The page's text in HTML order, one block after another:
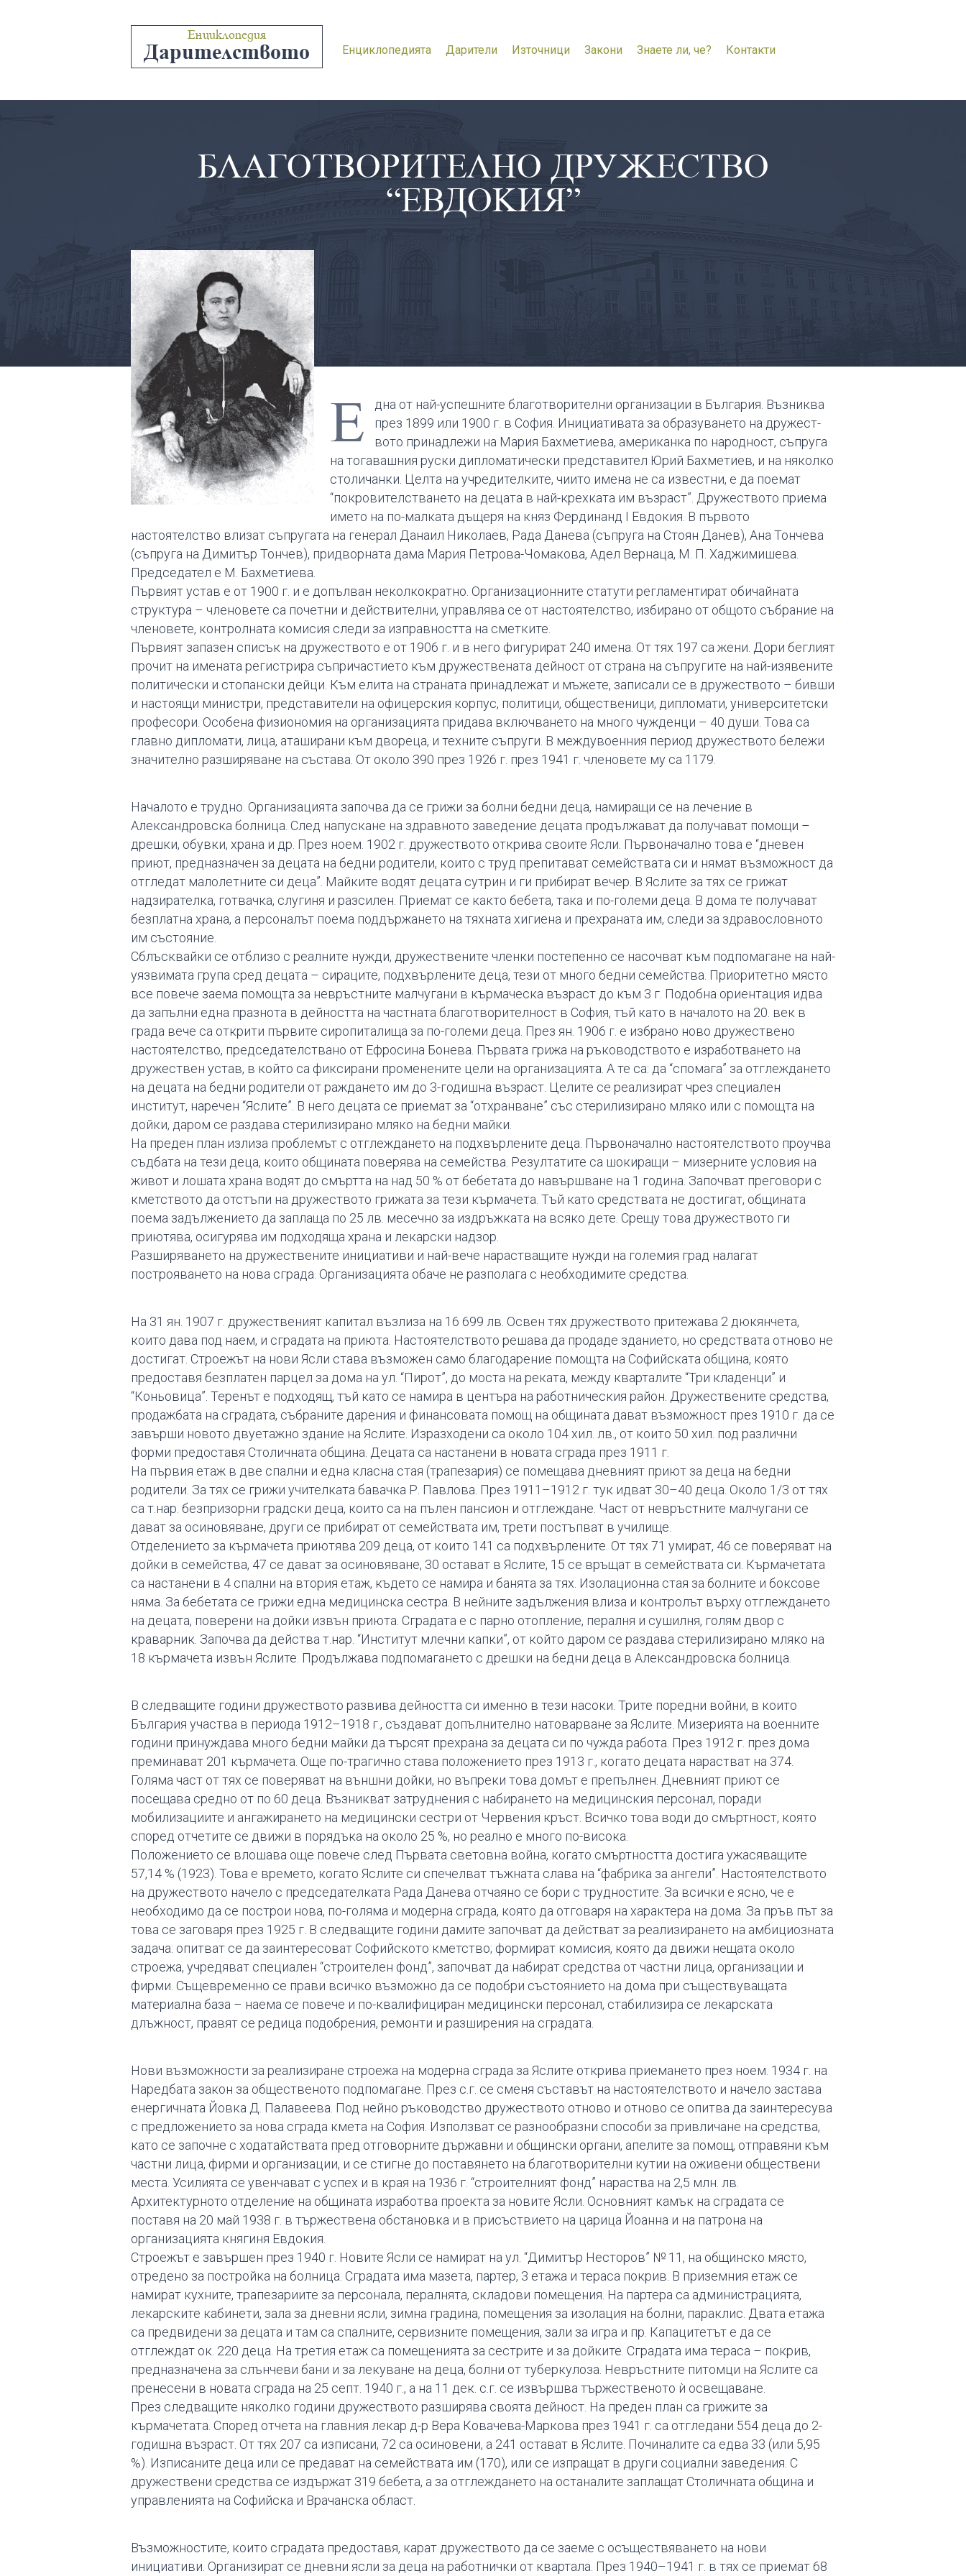
Енциклопедия
Дарителството Енциклопедията Дарители Източници Закони Знаете ли, че? Контакти
БЛАГОТВОРИТЕЛНО ДРУЖЕСТВО
“ЕВДОКИЯ”
Е
дна от най-успешните благотворителни организации в България. Възниква
през 1899 или 1900 г. в София. Инициативата за образуването на дружест­
вото принадлежи на Мария Бахметиева, американка по народност, съпруга
на тогавашния руски дипломатически представител Юрий Бахметиев, и на няколко
столичанки. Целта на учредителките, чиито имена не са известни, е да поемат
“покровителстването на децата в най-крехката им възраст”. Дружеството приема
името на по-малката дъщеря на княз Фердинанд І Евдокия. В първото
настоятелство влизат съпругата на генерал Данаил Николаев, Рада Данева (съпруга на Стоян Данев), Ана Тончева
(съпруга на Димитър Тончев), придворната дама Мария Петрова-Чомакова, Адел Вернаца, М. П. Хаджимишева.
Председател е М. Бахметиева.
Първият устав е от 1900 г. и е допълван неколкократно. Организационните статути регламентират обичайната
структура – членовете са почетни и действителни, управлява се от настоятелство, избирано от общото събрание на
членовете, контролната комисия следи за изправността на сметките.
Първият запазен списък на дружеството е от 1906 г. и в него фигурират 240 имена. От тях 197 са жени. Дори беглият
прочит на имената регистрира съпричастието към дружествената дейност от страна на съпругите на най-изявените
политически и стопански дейци. Към елита на страната принадлежат и мъжете, записали се в дружеството – бивши
и настоящи министри, представители на офицерския корпус, политици, общественици, дипломати, университетски
професори. Особена физиономия на организацията придава включването на много чужденци – 40 души. Това са
главно дипломати, лица, аташирани към двореца, и техните съпруги. В междувоенния период дружеството бележи
значително разширяване на състава. От около 390 през 1926 г. през 1941 г. членовете му са 1179.
Началото е трудно. Организацията започва да се грижи за болни бедни деца, намиращи се на лечение в
Александровска болница. След напускане на здравното заведение децата продължават да получават помощи –
дрешки, обувки, храна и др. През ноем. 1902 г. дружеството открива своите Ясли. Първоначално това е “дневен
приют, предназначен за децата на бедни родители, които с труд препитават семействата си и нямат възможност да
отгледат малолетните си деца”. Майките водят децата сутрин и ги прибират вечер. В Яслите за тях се грижат
надзирателка, готвачка, слугиня и разсилен. Приемат се както бебета, така и по-големи деца. В дома те получават
безплатна храна, а персоналът поема поддържането на тяхната хигиена и прехраната им, следи за здравословното
им състояние.
Сблъсквайки се отблизо с реалните нужди, дружествените членки постепенно се насочват към подпомагане на най-
уязвимата група сред децата – сираците, подхвърлените деца, тези от много бедни семейства. Приоритетно място
все повече заема помощта за невръстните малчугани в кърмаческа възраст до към 3 г. Подобна ориентация идва
да запълни една празнота в дейността на частната благотворителност в София, тъй като в началото на 20. век в
града вече са открити първите сиропиталища за по-големи деца. През ян. 1906 г. е избрано ново дружествено
настоятелство, председателствано от Ефросина Бонева. Първата грижа на ръководството е изработването на
дружествен устав, в който са фиксирани променените цели на организацията. А те са: да “спомага” за отглеждането
на децата на бедни родители от раждането им до 3-годишна възраст. Целите се реализират чрез специален
институт, наречен “Яслите”. В него децата се приемат за “отхранване” със стерилизирано мляко или с помощта на
дойки, даром се раздава стерилизирано мляко на бедни майки.
На преден план излиза проблемът с отглеждането на подхвърлените деца. Първоначално настоятелството проучва
съдбата на тези деца, които общината поверява на семейства. Резултатите са шокиращи – мизерните условия на
живот и лошата храна водят до смъртта на над 50 % от бебетата до навършване на 1 година. Започват преговори с
кметството да отстъпи на дружеството грижата за тези кърмачета. Тъй като средствата не достигат, общината
поема задължението да заплаща по 25 лв. месечно за издръжката на всяко дете. Срещу това дружеството ги
приютява, осигурява им подходяща храна и лекарски надзор.
Разширяването на дружествените инициативи и най-вече нарастващите нужди на големия град налагат
построяването на нова сграда. Организацията обаче не разполага с необходимите средства.
На 31 ян. 1907 г. дружественият капитал възлиза на 16 699 лв. Освен тях дружеството притежава 2 дюкянчета,
които дава под наем, и сградата на приюта. Настоятелството решава да продаде зданието, но средствата отново не
достигат. Строежът на нови Ясли става възможен само благодарение помощта на Софийската община, която
предоставя безплатен парцел за дома на ул. “Пирот”, до моста на реката, между кварталите “Три кладенци” и
“Коньовица”. Теренът е подходящ, тъй като се намира в центъра на работническия район. Дружествените средства,
продажбата на сградата, събраните дарения и финансовата помощ на общината дават възможност през 1910 г. да се
завърши новото двуетажно здание на Яслите. Изразходени са около 104 хил. лв., от които 50 хил. под различни
форми предоставя Столичната община. Децата са настанени в новата сграда през 1911 г.
На първия етаж в две спални и една класна стая (трапезария) се помещава дневният приют за деца на бедни
родители. За тях се грижи учителката бавачка Р. Павлова. През 1911–1912 г. тук идват 30–40 деца. Около 1/3 от тях
са т.нар. безпризорни градски деца, които са на пълен пансион и отглеждане. Част от невръстните малчугани се
дават за осиновяване, други се прибират от семействата им, трети постъпват в училище.
Отделението за кърмачета приютява 209 деца, от които 141 са подхвърлените. От тях 71 умират, 46 се поверяват на
дойки в семейства, 47 се дават за осиновяване, 30 остават в Яслите, 15 се връщат в семействата си. Кърмачетата
са настанени в 4 спални на втория етаж, където се намира и банята за тях. Изолационна стая за болните и боксове
няма. За бебетата се грижи една медицинска сестра. В нейните задължения влиза и контролът върху отглеждането
на децата, поверени на дойки извън приюта. Сградата е с парно отопление, пералня и сушилня, голям двор с
краварник. Започва да действа т.нар. “Институт млечни капки”, от който даром се раздава стерилизирано мляко на
18 кърмачета извън Яслите. Продължава подпомагането с дрешки на бедни деца в Александровска болница.
В следващите години дружеството развива дейността си именно в тези насоки. Трите поредни войни, в които
България участва в периода 1912–1918 г., създават допълнително натоварване за Яслите. Мизерията на военните
години принуждава много бедни майки да търсят прехрана за децата си по чужда работа. През 1912 г. през дома
преминават 201 кърмачета. Още по-трагично става положението през 1913 г., когато децата нарастват на 374.
Голяма част от тях се поверяват на външни дойки, но въпреки това домът е препълнен. Дневният приют се
посещава средно от по 60 деца. Възникват затруднения с набирането на медицинския персонал, поради
мобилизациите и ангажирането на медицински сестри от Червения кръст. Всичко това води до смъртност, която
според отчетите се движи в порядъка на около 25 %, но реално е много по-висока.
Положението се влошава още повече след Първата световна война, когато смъртността достига ужасяващите
57,14 % (1923). Това е времето, когато Яслите си спечелват тъжната слава на “фаб­рика за ангели”. Настоятелството
на дружеството начело с председателката Рада Данева отчаяно се бори с трудностите. За всички е ясно, че е
необходимо да се построи нова, по-голяма и модерна сграда, която да отговаря на характера на дома. За пръв път за
това се заговаря през 1925 г. В следващите години дамите започват да действат за реализирането на амбициозната
задача: опитват се да заинтересоват Софийското кметство; формират комисия, която да движи нещата около
строежа, учредяват специален “строителен фонд”, започват да набират средства от частни лица, организации и
фирми. Същевременно се прави всичко възможно да се подобри състоянието на дома при съществуващата
материална база – наема се повече и по-квалифициран медицински персонал, стабилизира се лекарската
длъжност, правят се редица подобрения, ремонти и разширения на сградата.
Нови възможности за реализиране строежа на модерна сграда за Яслите открива приемането през ноем. 1934 г. на
Наредбата закон за общественото подпомагане. През с.г. се сменя съставът на настоятелството и начело застава
енергичната Йовка Д. Палавеева. Под нейно ръководство дружеството отново и отново се опитва да заинтересува
с предложението за нова сграда кмета на София. Използват се разнообразни способи за привличане на средства,
като се започне с ходатайствата пред отговорните държавни и общински органи, апелите за помощ, отправяни към
частни лица, фирми и организации, и се стигне до поставянето на благотворителни кутии на оживени обществени
места. Усилията се увенчават с успех и в края на 1936 г. “строителният фонд” нараства на 2,5 млн. лв.
Архитектурното отделение на общината изработва проекта за новите Ясли. Основният камък на сградата се
поставя на 20 май 1938 г. в тържествена обстановка и в присъствието на царица Йоанна и на патрона на
организацията княгиня Евдокия.
Строежът е завършен през 1940 г. Новите Ясли се намират на ул. “Димитър Несторов” № 11, на общинско място,
отредено за постройка на болница. Сградата има мазета, партер, 3 етажа и тераса покрив. В приземния етаж се
намират кухните, трапезариите за персонала, пералнята, складови помещения. На партера са администрацията,
лекарските кабинети, зала за дневни ясли, зимна градина, помещения за изо­лация на болни, параклис. Двата етажа
са предвидени за децата и там са спалните, сервизните помещения, зали за игра и пр. Капацитетът е да се
отглеждат ок. 220 деца. На третия етаж са помещенията за сестрите и за дойките. Сградата има тераса – покрив,
предназначена за слънчеви бани и за лекуване на деца, болни от туберкулоза. Невръстните питомци на Яслите са
пренесени в новата сграда на 25 септ. 1940 г., а на 11 дек. с.г. се извършва тържественото ѝ освещаване.
През следващите няколко години дружеството разширява своята дейност. На преден план са грижите за
кърмачетата. Според отчета на главния лекар д-р Вера Ковачева-Маркова през 1941 г. са отгледани 554 деца до 2-
годишна възраст. От тях 207 са изписани, 72 са осиновени, а 241 остават в Яслите. Починалите са едва 33 (или 5,95
%). Изписаните деца или се предават на семействата им (170), или се изпращат в други социални заведения. С
дружествени средства се издържат 319 бебета, а за отглеждането на останалите заплащат Столичната община и
управ­ленията на Софийска и Врачанска област.
Възможностите, които сградата предоставя, карат дружеството да се заеме с осъществяването на нови
инициативи. Организират се дневни ясли за деца на работнички от квартала. През 1940–1941 г. в тях се приемат 68